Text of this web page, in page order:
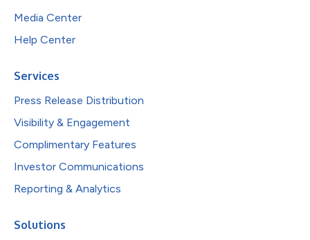
Media Center
Help Center
Services
Press Release Distribution
Visibility & Engagement
Complimentary Features
Investor Communications
Reporting & Analytics
Solutions